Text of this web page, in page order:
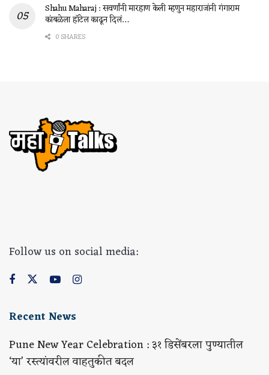
Shahu Maharaj : सवर्णांनी मारहाण केली म्हणुन महाराजांनी गंगाराम
कांबळेला हॉटेल काढून दिलं…
0 SHARES
Follow us on social media:
Recent News
Pune New Year Celebration : ३१ डिसेंबरला पुण्यातील
‘या’ रस्त्यांवरील वाहतुकीत बदल